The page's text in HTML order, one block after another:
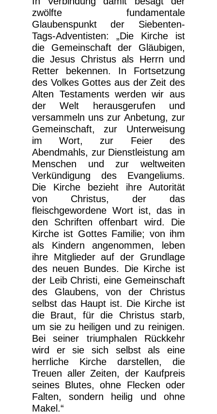
zwölfte fundamentale
Glaubenspunkt der Siebenten-
Tags-Adventisten: „Die Kirche ist
die Gemeinschaft der Gläubigen,
die Jesus Christus als Herrn und
Retter bekennen. In Fortsetzung
des Volkes Gottes aus der Zeit des
Alten Testaments werden wir aus
der Welt herausgerufen und
versammeln uns zur Anbetung, zur
Gemeinschaft, zur Unterweisung
im Wort, zur Feier des
Abendmahls, zur Dienstleistung am
Menschen und zur weltweiten
Verkündigung des Evangeliums.
Die Kirche bezieht ihre Autorität
von Christus, der das
fleischgewordene Wort ist, das in
den Schriften offenbart wird. Die
Kirche ist Gottes Familie; von ihm
als Kindern angenommen, leben
ihre Mitglieder auf der Grundlage
des neuen Bundes. Die Kirche ist
der Leib Christi, eine Gemeinschaft
des Glaubens, von der Christus
selbst das Haupt ist. Die Kirche ist
die Braut, für die Christus starb,
um sie zu heiligen und zu reinigen.
Bei seiner triumphalen Rückkehr
wird er sie sich selbst als eine
herrliche Kirche darstellen, die
Treuen aller Zeiten, der Kaufpreis
seines Blutes, ohne Flecken oder
Falten, sondern heilig und ohne
Makel.“